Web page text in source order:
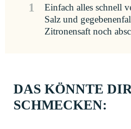
1
Einfach alles schnell
Salz und
Zitronensaft noch
DAS KÖNNTE
SCHMECKEN: